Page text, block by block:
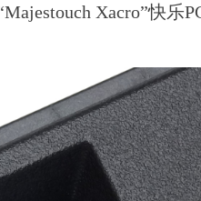
Xacro”快乐